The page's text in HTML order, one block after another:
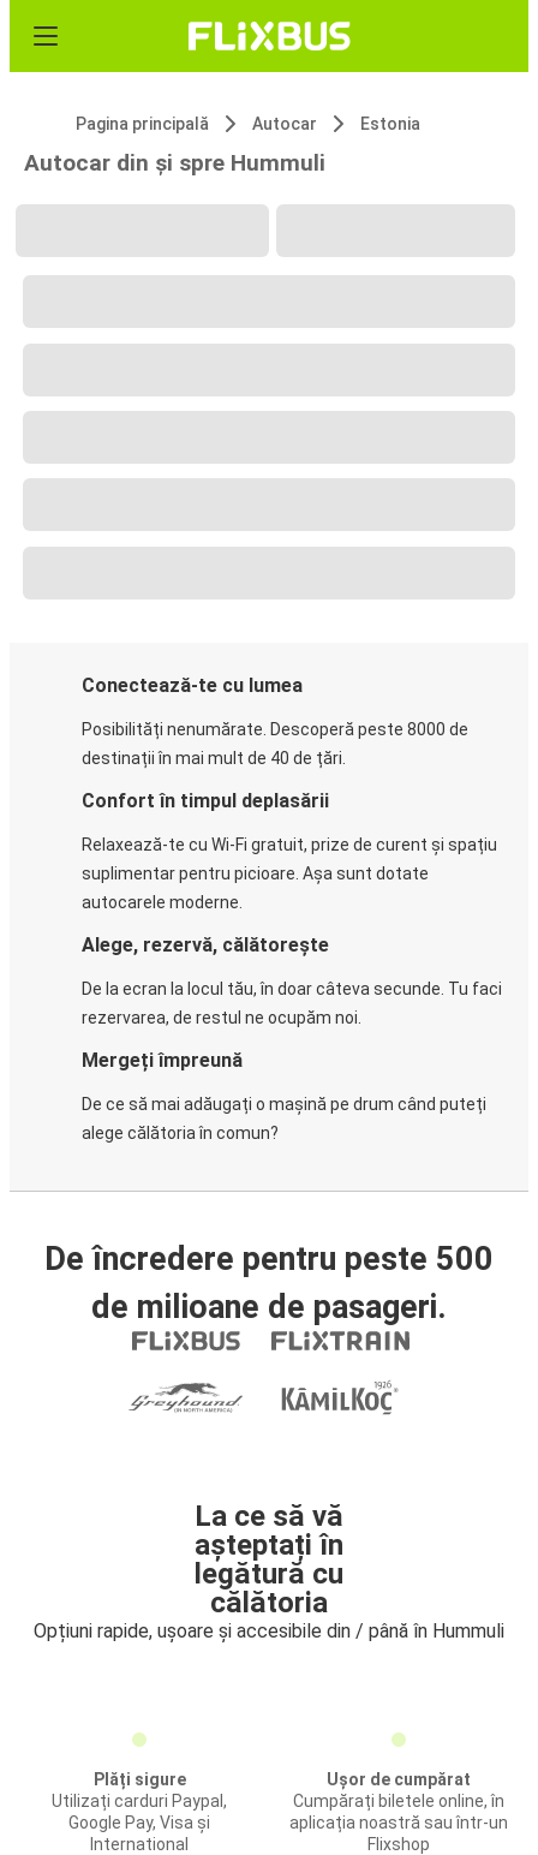
Pagina principală Autocar Estonia
Autocar din și spre Hummuli
Conectează-te cu lumea
Posibilități nenumărate. Descoperă peste 8000 de
destinații în mai mult de 40 de țări.
Confort în timpul deplasării
Relaxează-te cu Wi-Fi gratuit, prize de curent și spațiu
suplimentar pentru picioare. Așa sunt dotate
autocarele moderne.
Alege, rezervă, călătorește
De la ecran la locul tău, în doar câteva secunde. Tu faci
rezervarea, de restul ne ocupăm noi.
Mergeți împreună
De ce să mai adăugați o mașină pe drum când puteți
alege călătoria în comun?
De încredere pentru peste 500
de milioane de pasageri.
La ce să vă
așteptați în
legătură cu
călătoria
Opțiuni rapide, ușoare și accesibile din / până în Hummuli
Plăți sigure
Utilizați carduri Paypal,
Google Pay, Visa și
International
Ușor de cumpărat
Cumpărați biletele online, în
aplicația noastră sau într-un
Flixshop